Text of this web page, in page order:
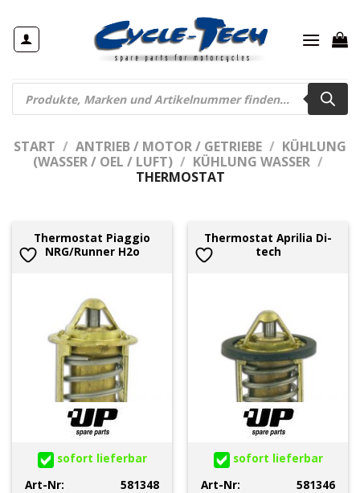
Inhalt
springen
Products
search
START / ANTRIEB / MOTOR / GETRIEBE / KÜHLUNG
(WASSER / OEL / LUFT) / KÜHLUNG WASSER /
THERMOSTAT
Thermostat Piaggio
NRG/Runner H2o
sofort lieferbar
Art-Nr:
581348
Thermostat Aprilia Di-
tech
sofort lieferbar
Art-Nr:
581346